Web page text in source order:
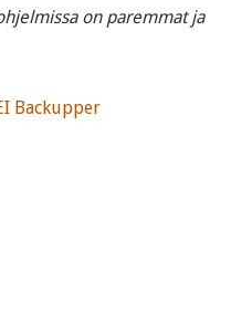
on paremmat ja
Backupper